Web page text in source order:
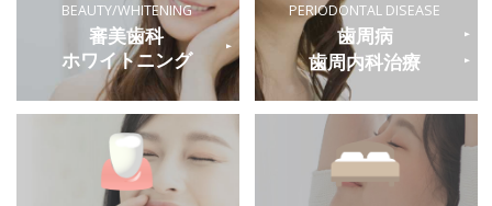
BEAUTY/WHITENING
審美歯科
ホワイトニング
PERIODONTAL DISEASE
歯周病
歯周内科治療